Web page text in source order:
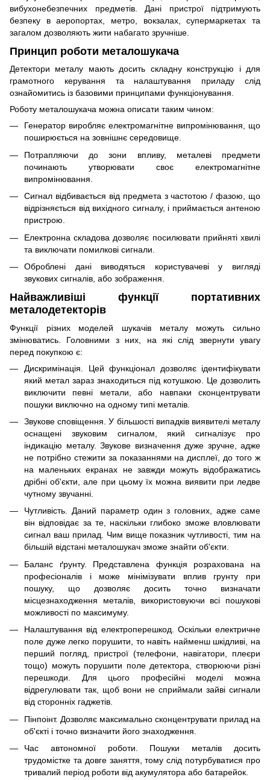
вибухонебезпечних предметів. Дані пристрої підтримують
безпеку в аеропортах, метро, ​​вокзалах, супермаркетах та
загалом дозволяють жити набагато зручніше.
Принцип роботи металошукача
Детектори металу мають досить складну конструкцію і для
грамотного керування та налаштування приладу слід
ознайомитись із базовими принципами функціонування.
Роботу металошукача можна описати таким чином:
Генератор виробляє електромагнітне випромінювання, що
поширюється на зовнішнє середовище.
Потрапляючи до зони впливу, металеві предмети
починають утворювати своє електромагнітне
випромінювання.
Сигнал відбивається від предмета з частотою / фазою, що
відрізняється від вихідного сигналу, і приймається антеною
пристрою.
Електронна складова дозволяє посилювати прийняті хвилі
та виключати помилкові сигнали.
Оброблені дані виводяться користувачеві у вигляді
звукових сигналів, або зображення.
Найважливіші функції портативних
металодетекторів
Функції різних моделей шукачів металу можуть сильно
змінюватись. Головними з них, на які слід звернути увагу
перед покупкою є:
Дискримінація. Цей функціонал дозволяє ідентифікувати
який метал зараз знаходиться під котушкою. Це дозволить
виключити певні метали, або навпаки сконцентрувати
пошуки виключно на одному типі металів.
Звукове сповіщення. У більшості випадків виявителі металу
оснащені звуковим сигналом, який сигналізує про
індикацію металу. Звукове визначення дуже зручне, адже
не потрібно стежити за показаннями на дисплеї, до того ж
на маленьких екранах не завжди можуть відображатись
дрібні об'єкти, але при цьому їх можна виявити при ледве
чутному звучанні.
Чутливість. Даний параметр один з головних, адже саме
він відповідає за те, наскільки глибоко зможе вловлювати
сигнал ваш прилад. Чим вище показник чутливості, тим на
більшій відстані металошукач зможе знайти об'єкти.
Баланс ґрунту. Представлена ​​функція розрахована на
професіоналів і може мінімізувати вплив грунту при
пошуку, що дозволяє досить точно визначати
місцезнаходження металів, використовуючи всі пошукові
можливості по максимуму.
Налаштування від електроперешкод. Оскільки електричне
поле дуже легко порушити, то навіть найменш шкідливі, на
перший погляд, пристрої (телефони, навігатори, плеєри
тощо) можуть порушити поле детектора, створюючи різні
перешкоди. Для цього професійні моделі можна
відрегулювати так, щоб вони не сприймали зайві сигнали
від сторонніх гаджетів.
Пінпоінт. Дозволяє максимально сконцентрувати прилад на
об'єкті і точно визначити його знаходження.
Час автономної роботи. Пошуки металів досить
трудомістке та довге заняття, тому слід потурбуватися про
тривалий період роботи від акумулятора або батарейок.